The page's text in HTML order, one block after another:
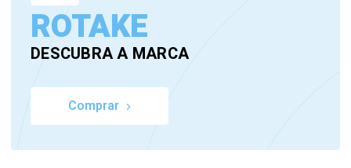
ROTAKE
DESCUBRA A MARCA
Comprar